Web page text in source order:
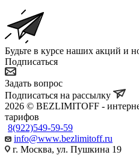
Будьте в курсе наших акций и
Подписаться
Задать вопрос
Подписаться на рассылку
2026 © BEZLIMITOFF -
тарифов
8(922)549-59-59
info@www.bezlimitoff.ru
г. Москва, ул. Пушкина 19